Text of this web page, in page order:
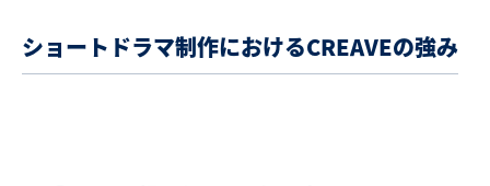
ショートドラマ制作におけるCREAVEの強み